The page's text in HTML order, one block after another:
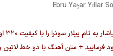
Ebru Yaşar Yıllar
به نام ییلار سونرا
فرمایید + متن آهنگ با دو خط لاتین